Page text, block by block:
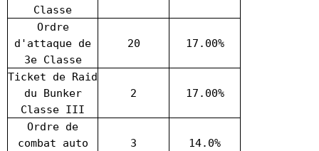
Classe
Ordre
d'attaque de
3e Classe
20 17.00%
Ticket de Raid
du Bunker
Classe III
2 17.00%
Ordre de
combat auto
3 14.0%